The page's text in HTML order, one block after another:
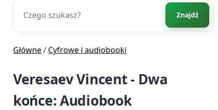
Znajdź
Główne/ Cyfrowe i audiobooki
Veresaev Vincent - Dwa
końce: Audiobook